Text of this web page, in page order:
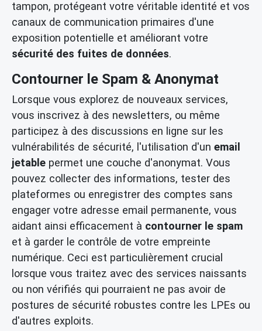
tampon, protégeant votre véritable identité et vos
canaux de communication primaires d'une
exposition potentielle et améliorant votre
sécurité des fuites de données.
Contourner le Spam & Anonymat
Lorsque vous explorez de nouveaux services,
vous inscrivez à des newsletters, ou même
participez à des discussions en ligne sur les
vulnérabilités de sécurité, l'utilisation d'un email
jetable permet une couche d'anonymat. Vous
pouvez collecter des informations, tester des
plateformes ou enregistrer des comptes sans
engager votre adresse email permanente, vous
aidant ainsi efficacement à contourner le spam
et à garder le contrôle de votre empreinte
numérique. Ceci est particulièrement crucial
lorsque vous traitez avec des services naissants
ou non vérifiés qui pourraient ne pas avoir de
postures de sécurité robustes contre les LPEs ou
d'autres exploits.